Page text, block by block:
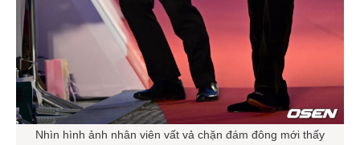
Nhìn hình ảnh nhân viên vất vả chặn đám đông mới thấy